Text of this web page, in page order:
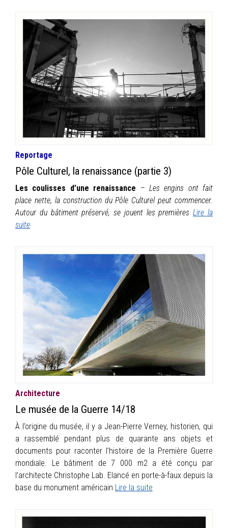
Reportage
Pôle Culturel, la renaissance (partie 3)
Les coulisses d’une renaissance – Les engins ont fait
place nette, la construction du Pôle Culturel peut commencer.
Autour du bâtiment préservé, se jouent les premièresLire la
suite
Architecture
Le musée de la Guerre 14/18
À l’origine du musée, il y a Jean-Pierre Verney, historien, qui
a rassemblé pendant plus de quarante ans objets et
documents pour raconter l’histoire de la Première Guerre
mondiale. Le bâtiment de 7 000 m2 a été conçu par
l’architecte Christophe Lab. Elancé en porte-à-faux depuis la
base du monument américain Lire la suite